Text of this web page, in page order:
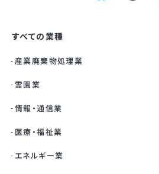
すべての業種
産業廃棄物処理業
霊園業
情報・通信業
医療・福祉業
エネルギー業